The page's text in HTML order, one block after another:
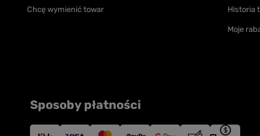
Chcę wymienić towar Historia
Moje
Sposoby płatności